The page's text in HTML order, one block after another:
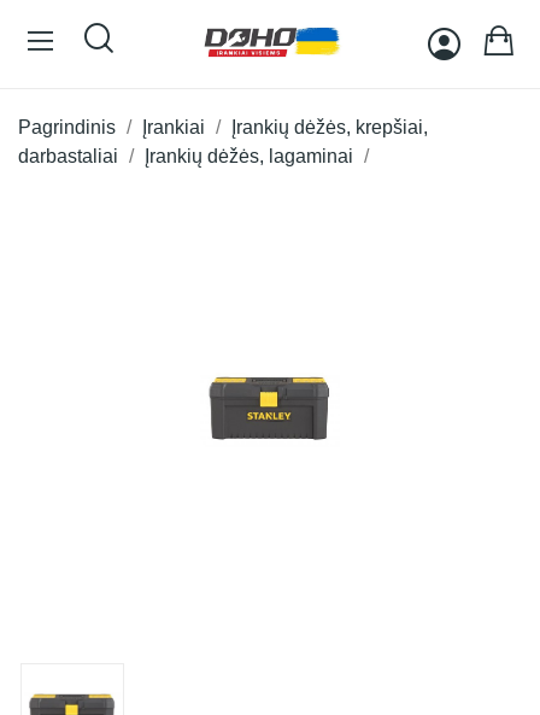
Pagrindinis Įrankiai
Įrankių dėžės, krepšiai,
darbastaliai
Įrankių dėžės, lagaminai